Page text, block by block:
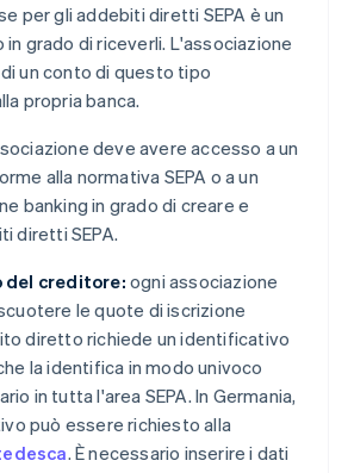
per gli addebiti diretti SEPA è un
grado di riceverli. L'associazione
un conto di questo tipo
propria banca.
deve avere accesso a un
alla normativa SEPA o a un
banking in grado di creare e
diretti SEPA.
creditore: ogni associazione
le quote di iscrizione
diretto richiede un identificativo
la identifica in modo univoco
in tutta l'area SEPA. In Germania,
può essere richiesto alla
. È necessario inserire i dati